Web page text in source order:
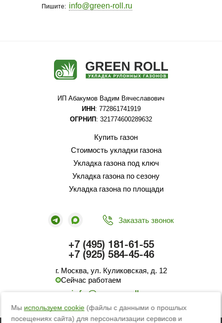
Пишите: info@green-roll.ru
ИП Абакумов Вадим Вячеславович
ИНН : 772861741919
ОГРНИП : 321774600289632
Купить газон
Стоимость укладки газона
Укладка газона под ключ
Укладка газона по сезону
Укладка газона по площади
Заказать звонок
+7 (495) 181-61-55
+7 (925) 584-45-46
г. Москва, ул. Куликовская, д. 12
Сейчас работаем
info@green-roll.ru
Мы используем cookie (файлы с данными о прошлых
посещениях сайта) для персонализации сервисов и